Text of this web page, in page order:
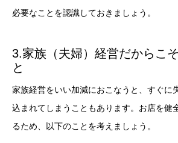
必要なことを認識しておきましょう。
3.家族（夫婦）経営だからこ
と
家族経営をいい加減におこなうと、すぐに
込まれてしまうこともあります。お店を健
るため、以下のことを考えましょう。